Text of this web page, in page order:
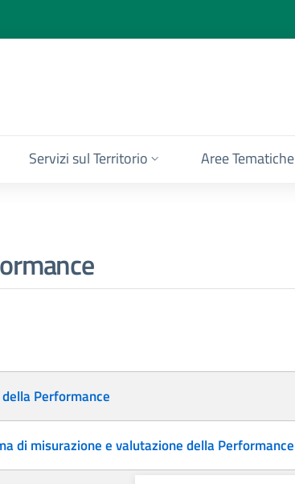
Servizi sul Territorio Aree Tematiche
Performance
di misurazione e valutazione della Performance